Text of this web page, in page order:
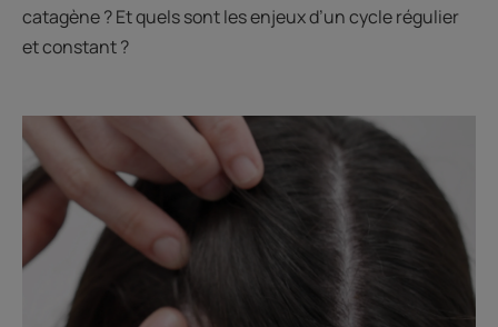
catagène ? Et quels sont les enjeux d’un cycle régulier
et constant ?